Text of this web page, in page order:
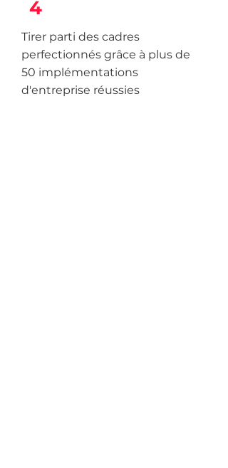
4
Tirer parti des cadres
perfectionnés grâce à plus de
50 implémentations
d'entreprise réussies